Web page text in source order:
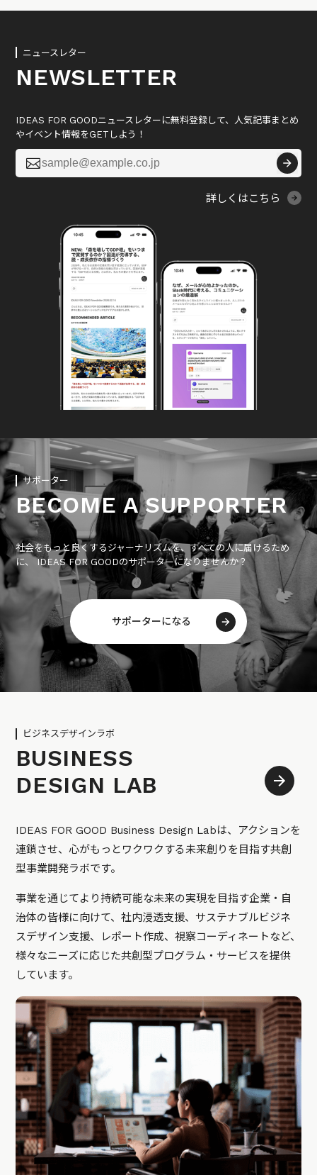
ニュースレター
NEWSLETTER
IDEAS FOR GOODニュースレターに無料登録して、人気記事まとめ
やイベント情報をGETしよう！

詳しくはこちら
サポーター
BECOME A SUPPORTER
社会をもっと良くするジャーナリズムを、すべての人に届けるため
に、 IDEAS FOR GOODのサポーターになりませんか？
サポーターになる
ビジネスデザインラボ
BUSINESS
DESIGN LAB
IDEAS FOR GOOD Business Design Labは、アクションを
連鎖させ、心がもっとワクワクする未来創りを目指す共創
型事業開発ラボです。
事業を通じてより持続可能な未来の実現を目指す企業・自
治体の皆様に向けて、社内浸透支援、サステナブルビジネ
スデザイン支援、レポート作成、視察コーディネートなど、
様々なニーズに応じた共創型プログラム・サービスを提供
しています。